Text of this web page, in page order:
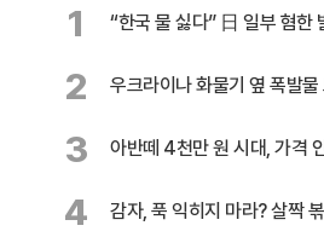
1 “한국 물 싫다” 日 일부 혐한
2 우크라이나 화물기 옆 폭발물
테러 수사
3 아반떼 4천만 원 시대, 가격
록 행진
4 감자, 푹 익히지 마라? 살짝